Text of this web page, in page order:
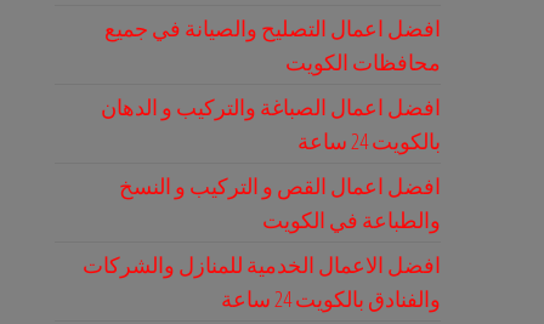
افضل اعمال التصليح والصيانة في جميع
محافظات الكويت
افضل اعمال الصباغة والتركيب و الدهان
بالكويت 24 ساعة
افضل اعمال القص و التركيب و النسخ
والطباعة في الكويت
افضل الاعمال الخدمية للمنازل والشركات
والفنادق بالكويت 24 ساعة